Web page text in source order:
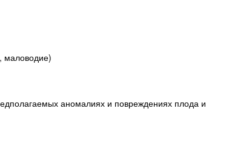
маловодие)
аномалиях и повреждениях плода и